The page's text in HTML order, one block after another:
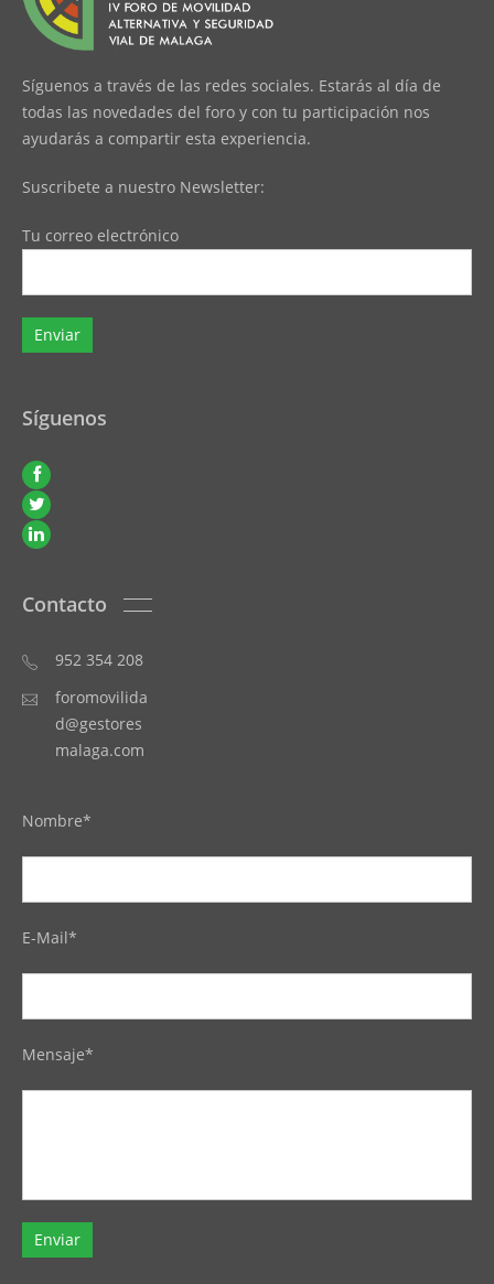
Síguenos a través de las redes sociales. Estarás al día de
todas las novedades del foro y con tu participación nos
ayudarás a compartir esta experiencia.
Suscribete a nuestro Newsletter:
Tu correo electrónico
Síguenos
Contacto
952 354 208
foromovilida
d@gestores
malaga.com
Nombre*
E-Mail*
Mensaje*